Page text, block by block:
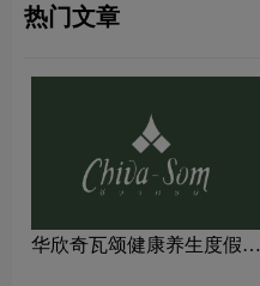
热门文章
华欣奇瓦颂健康养生度假村